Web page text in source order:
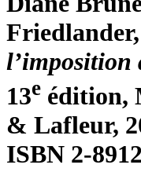
Friedlander
l’imposition
13e édition,
& Lafleur,
ISBN 2-